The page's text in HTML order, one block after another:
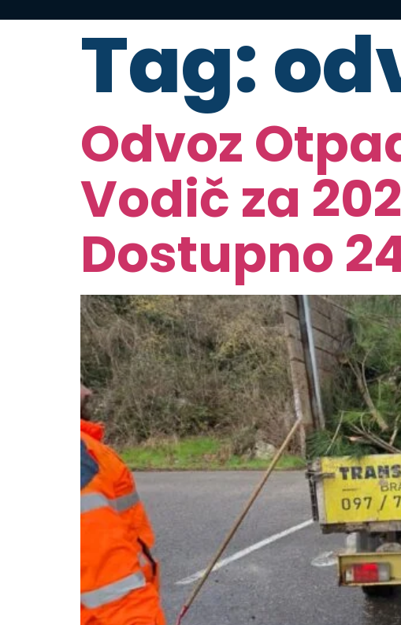
Tag:
Odvoz
Vodič za
Dostupno